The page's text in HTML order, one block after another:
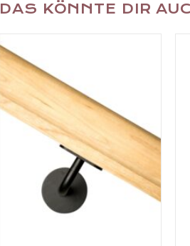
DAS KÖNNTE DIR